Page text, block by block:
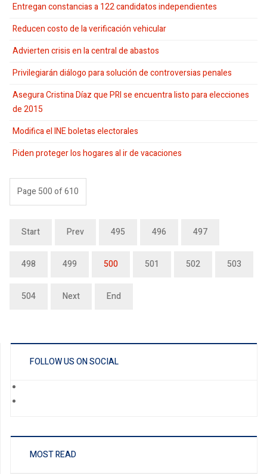
Entregan constancias a 122 candidatos independientes
Reducen costo de la verificación vehicular
Advierten crisis en la central de abastos
Privilegiarán diálogo para solución de controversias penales
Asegura Cristina Díaz que PRI se encuentra listo para elecciones
de 2015
Modifica el INE boletas electorales
Piden proteger los hogares al ir de vacaciones
Page 500 of 610
Start Prev 495 496 497
498 499 500 501 502 503
504 Next End
FOLLOW US ON SOCIAL
MOST READ